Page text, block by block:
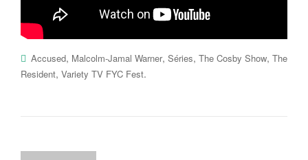
Accused, Malcolm-Jamal Warner, Séries, The Cosby Show, The
Resident, Variety TV FYC Fest.